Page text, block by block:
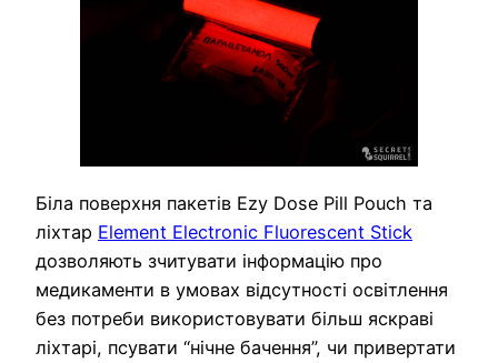
Біла поверхня пакетів Ezy Dose Pill Pouch та
ліхтар Element Electronic Fluorescent Stick
дозволяють зчитувати інформацію про
медикаменти в умовах відсутності освітлення
без потреби використовувати більш яскраві
ліхтарі, псувати “нічне бачення”, чи привертати